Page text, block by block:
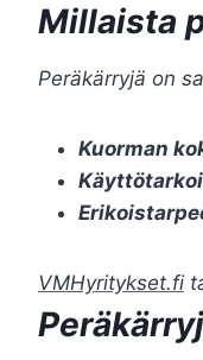
Millaista
Peräkärryjä on
Kuorman
VMHyritykset.fi